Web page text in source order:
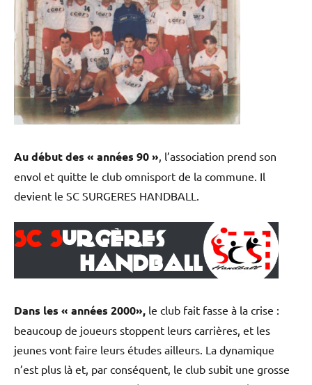
Au début des « années 90 » , l’association prend son
envol et quitte le club omnisport de la commune. Il
devient le SC SURGERES HANDBALL.
Dans les « années 2000», le club fait fasse à la crise :
beaucoup de joueurs stoppent leurs carrières, et les
jeunes vont faire leurs études ailleurs. La dynamique
n’est plus là et, par conséquent, le club subit une grosse